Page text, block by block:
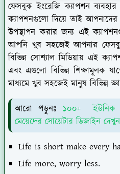
ফেসবুক ইংরেজি ক্যাপশন
ক্যাপশনগুলো দিয়ে তাই
উপস্থাপন করার জন্য এই
আপনি খুব সহজেই আপনার
বিভিন্ন সোশ্যাল মিডিয়ায় এই
এবং এগুলো বিভিন্ন শিক্ষামূলক
মাধ্যমে খুব সহজেই মানুষ বিভিন্ন
আরো পড়ুনঃ ১০০+ ইউনিক
মেয়েদের সোয়েটার ডিজাইন দেখুন
Life is short make every
Life more, worry less.